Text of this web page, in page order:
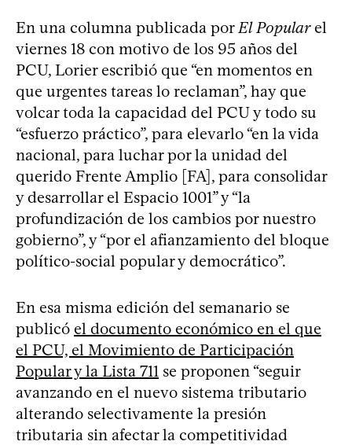
En una columna publicada por El Popularel
viernes 18 con motivo de los 95 años del
PCU, Lorier escribió que “en momentos en
que urgentes tareas lo reclaman”, hay que
volcar toda la capacidad del PCU y todo su
“esfuerzo práctico”, para elevarlo “en la vida
nacional, para luchar por la unidad del
querido Frente Amplio [FA], para consolidar
y desarrollar el Espacio 1001” y “la
profundización de los cambios por nuestro
gobierno”, y “por el afianzamiento del bloque
político-social popular y democrático”.
En esa misma edición del semanario se
publicó el documento económico en el que
el PCU, el Movimiento de Participación
Popular y la Lista 711 se proponen “seguir
avanzando en el nuevo sistema tributario
alterando selectivamente la presión
tributaria sin afectar la competitividad